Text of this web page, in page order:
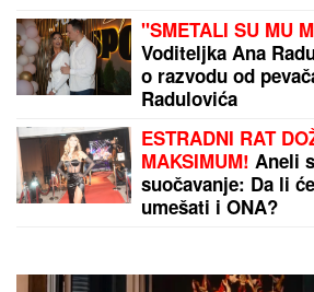
Nož u leđa Luke Dončića: O
priča ceo svet
PREPORUKA ZA VAS